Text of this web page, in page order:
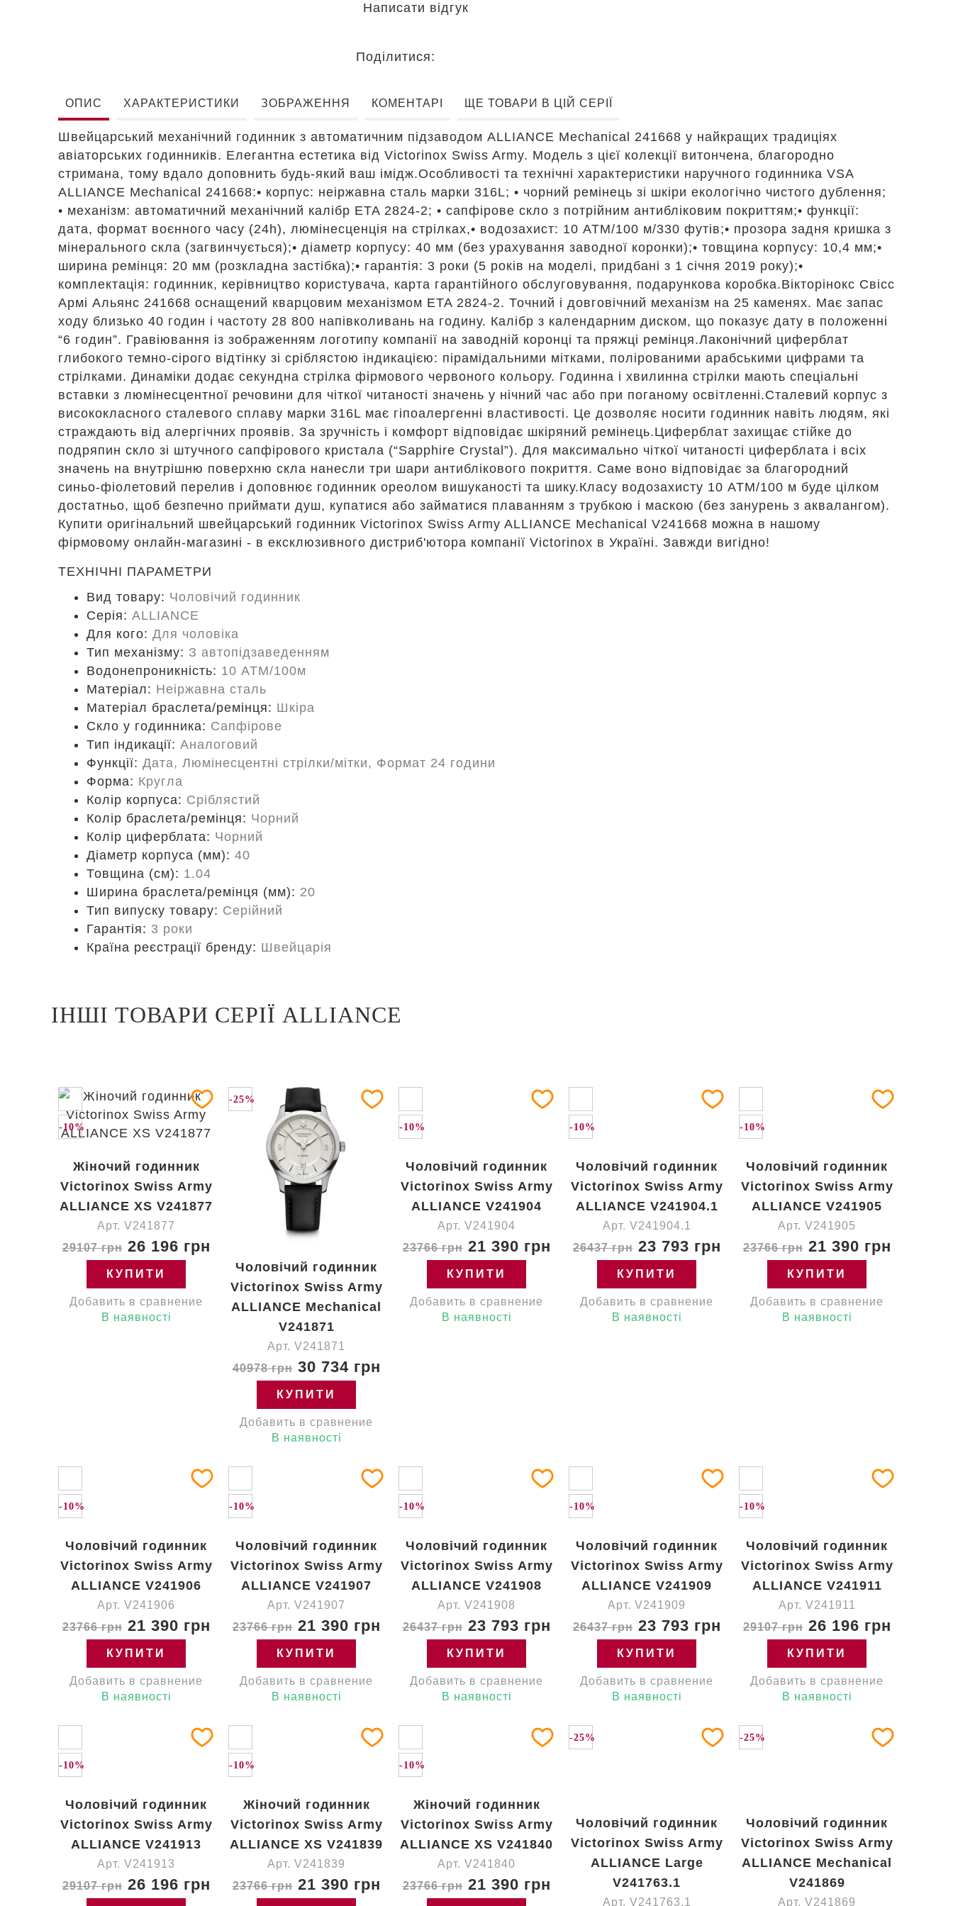
Написати відгук
Поділитися:
ОПИС ХАРАКТЕРИСТИКИ ЗОБРАЖЕННЯ КОМЕНТАРІ ЩЕ ТОВАРИ В ЦІЙ СЕРІЇ
Швейцарський механічний годинник з автоматичним підзаводом ALLIANCE Mechanical 241668 у найкращих традиціях
авіаторських годинників. Елегантна естетика від Victorinox Swiss Army. Модель з цієї колекції витончена, благородно
стримана, тому вдало доповнить будь-який ваш імідж.Особливості та технічні характеристики наручного годинника VSA
ALLIANCE Mechanical 241668:• корпус: неіржавна сталь марки 316L; • чорний ремінець зі шкіри екологічно чистого дублення;
• механізм: автоматичний механічний калібр ETA 2824-2; • сапфірове скло з потрійним антибліковим покриттям;• функції:
дата, формат воєнного часу (24h), люмінесценція на стрілках,• водозахист: 10 АТМ/100 м/330 футів;• прозора задня кришка з
мінерального скла (загвинчується);• діаметр корпусу: 40 мм (без урахування заводної коронки);• товщина корпусу: 10,4 мм;•
ширина ремінця: 20 мм (розкладна застібка);• гарантія: 3 роки (5 років на моделі, придбані з 1 січня 2019 року);•
комплектація: годинник, керівництво користувача, карта гарантійного обслуговування, подарункова коробка.Вікторінокс Свісс
Армі Альянс 241668 оснащений кварцовим механізмом ETA 2824-2. Точний і довговічний механізм на 25 каменях. Має запас
ходу близько 40 годин і частоту 28 800 напівколивань на годину. Калібр з календарним диском, що показує дату в положенні
“6 годин”. Гравіювання із зображенням логотипу компанії на заводній коронці та пряжці ремінця.Лаконічний циферблат
глибокого темно-сірого відтінку зі сріблястою індикацією: пірамідальними мітками, полірованими арабськими цифрами та
стрілками. Динаміки додає секундна стрілка фірмового червоного кольору. Годинна і хвилинна стрілки мають спеціальні
вставки з люмінесцентної речовини для чіткої читаності значень у нічний час або при поганому освітленні.Сталевий корпус з
висококласного сталевого сплаву марки 316L має гіпоалергенні властивості. Це дозволяє носити годинник навіть людям, які
страждають від алергічних проявів. За зручність і комфорт відповідає шкіряний ремінець.Циферблат захищає стійке до
подряпин скло зі штучного сапфірового кристала (“Sapphire Crystal”). Для максимально чіткої читаності циферблата і всіх
значень на внутрішню поверхню скла нанесли три шари антиблікового покриття. Саме воно відповідає за благородний
синьо-фіолетовий перелив і доповнює годинник ореолом вишуканості та шику.Класу водозахисту 10 АТМ/100 м буде цілком
достатньо, щоб безпечно приймати душ, купатися або займатися плаванням з трубкою і маскою (без занурень з аквалангом).
Купити оригінальний швейцарський годинник Victorinox Swiss Army ALLIANCE Mechanical V241668 можна в нашому
фірмовому онлайн-магазині - в ексклюзивного дистриб'ютора компанії Victorinox в Україні. Завжди вигідно!
ТЕХНІЧНІ ПАРАМЕТРИ
Вид товару: Чоловічий годинник
Серія: ALLIANCE
Для кого: Для чоловіка
Тип механізму: З автопідзаведенням
Водонепроникність: 10 ATM/100м
Матеріал: Неіржавна сталь
Матеріал браслета/ремінця: Шкіра
Скло у годинника: Сапфірове
Тип індикації: Аналоговий
Функції: Дата, Люмінесцентні стрілки/мітки, Формат 24 години
Форма: Кругла
Колір корпуса: Сріблястий
Колір браслета/ремінця: Чорний
Колір циферблата: Чорний
Діаметр корпуса (мм): 40
Товщина (см): 1.04
Ширина браслета/ремінця (мм): 20
Тип випуску товару: Серійний
Гарантія: 3 роки
Країна реєстрації бренду: Швейцарія
ІНШІ ТОВАРИ СЕРІЇ ALLIANCE
-10%
Жіночий годинник
Victorinox Swiss Army
ALLIANCE XS V241877
Арт. V241877
29107 грн26 196 грн
КУПИТИ
Добавить в сравнение
В наявності
-25%
Чоловічий годинник
Victorinox Swiss Army
ALLIANCE Mechanical
V241871
Арт. V241871
40978 грн30 734 грн
КУПИТИ
Добавить в сравнение
В наявності
-10%
Чоловічий годинник
Victorinox Swiss Army
ALLIANCE V241904
Арт. V241904
23766 грн21 390 грн
КУПИТИ
Добавить в сравнение
В наявності
-10%
Чоловічий годинник
Victorinox Swiss Army
ALLIANCE V241904.1
Арт. V241904.1
26437 грн23 793 грн
КУПИТИ
Добавить в сравнение
В наявності
-10%
Чоловічий годинник
Victorinox Swiss Army
ALLIANCE V241905
Арт. V241905
23766 грн21 390 грн
КУПИТИ
Добавить в сравнение
В наявності
-10%
Чоловічий годинник
Victorinox Swiss Army
ALLIANCE V241906
Арт. V241906
23766 грн21 390 грн
КУПИТИ
Добавить в сравнение
В наявності
-10%
Чоловічий годинник
Victorinox Swiss Army
ALLIANCE V241907
Арт. V241907
23766 грн21 390 грн
КУПИТИ
Добавить в сравнение
В наявності
-10%
Чоловічий годинник
Victorinox Swiss Army
ALLIANCE V241908
Арт. V241908
26437 грн23 793 грн
КУПИТИ
Добавить в сравнение
В наявності
-10%
Чоловічий годинник
Victorinox Swiss Army
ALLIANCE V241909
Арт. V241909
26437 грн23 793 грн
КУПИТИ
Добавить в сравнение
В наявності
-10%
Чоловічий годинник
Victorinox Swiss Army
ALLIANCE V241911
Арт. V241911
29107 грн26 196 грн
КУПИТИ
Добавить в сравнение
В наявності
-10%
Чоловічий годинник
Victorinox Swiss Army
ALLIANCE V241913
Арт. V241913
29107 грн26 196 грн
-10%
Жіночий годинник
Victorinox Swiss Army
ALLIANCE XS V241839
Арт. V241839
23766 грн21 390 грн
-10%
Жіночий годинник
Victorinox Swiss Army
ALLIANCE XS V241840
Арт. V241840
23766 грн21 390 грн
-25%
Чоловічий годинник
Victorinox Swiss Army
ALLIANCE Large
V241763.1
Арт. V241763.1
-25%
Чоловічий годинник
Victorinox Swiss Army
ALLIANCE Mechanical
V241869
Арт. V241869